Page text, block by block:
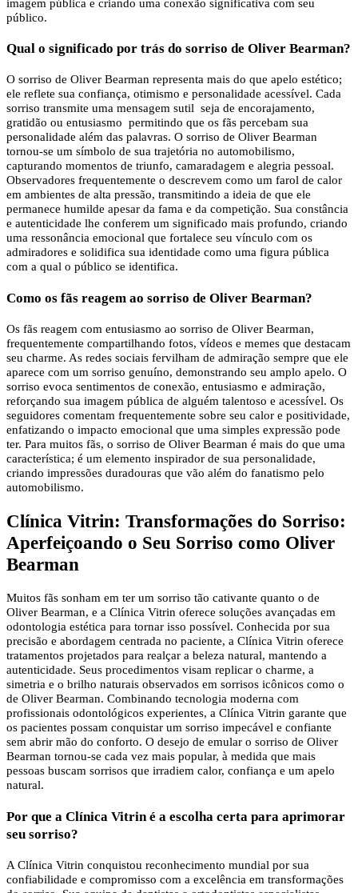
imagem pública e criando uma conexão significativa com seu
público.
Qual o significado por trás do sorriso de Oliver Bearman?
O sorriso de Oliver Bearman representa mais do que apelo estético;
ele reflete sua confiança, otimismo e personalidade acessível. Cada
sorriso transmite uma mensagem sutil seja de encorajamento,
gratidão ou entusiasmo permitindo que os fãs percebam sua
personalidade além das palavras. O sorriso de Oliver Bearman
tornou-se um símbolo de sua trajetória no automobilismo,
capturando momentos de triunfo, camaradagem e alegria pessoal.
Observadores frequentemente o descrevem como um farol de calor
em ambientes de alta pressão, transmitindo a ideia de que ele
permanece humilde apesar da fama e da competição. Sua constância
e autenticidade lhe conferem um significado mais profundo, criando
uma ressonância emocional que fortalece seu vínculo com os
admiradores e solidifica sua identidade como uma figura pública
com a qual o público se identifica.
Como os fãs reagem ao sorriso de Oliver Bearman?
Os fãs reagem com entusiasmo ao sorriso de Oliver Bearman,
frequentemente compartilhando fotos, vídeos e memes que destacam
seu charme. As redes sociais fervilham de admiração sempre que ele
aparece com um sorriso genuíno, demonstrando seu amplo apelo. O
sorriso evoca sentimentos de conexão, entusiasmo e admiração,
reforçando sua imagem pública de alguém talentoso e acessível. Os
seguidores comentam frequentemente sobre seu calor e positividade,
enfatizando o impacto emocional que uma simples expressão pode
ter. Para muitos fãs, o sorriso de Oliver Bearman é mais do que uma
característica; é um elemento inspirador de sua personalidade,
criando impressões duradouras que vão além do fanatismo pelo
automobilismo.
Clínica Vitrin: Transformações do Sorriso:
Aperfeiçoando o Seu Sorriso como Oliver
Bearman
Muitos fãs sonham em ter um sorriso tão cativante quanto o de
Oliver Bearman, e a Clínica Vitrin oferece soluções avançadas em
odontologia estética para tornar isso possível. Conhecida por sua
precisão e abordagem centrada no paciente, a Clínica Vitrin oferece
tratamentos projetados para realçar a beleza natural, mantendo a
autenticidade. Seus procedimentos visam replicar o charme, a
simetria e o brilho naturais observados em sorrisos icônicos como o
de Oliver Bearman. Combinando tecnologia moderna com
profissionais odontológicos experientes, a Clínica Vitrin garante que
os pacientes possam conquistar um sorriso impecável e confiante
sem abrir mão do conforto. O desejo de emular o sorriso de Oliver
Bearman tornou-se cada vez mais popular, à medida que mais
pessoas buscam sorrisos que irradiem calor, confiança e um apelo
natural.
Por que a Clínica Vitrin é a escolha certa para aprimorar
seu sorriso?
A Clínica Vitrin conquistou reconhecimento mundial por sua
confiabilidade e compromisso com a excelência em transformações